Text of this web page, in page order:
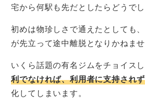
宅から何駅も先だとしたらどうで
初めは物珍しさで通えたとしても
が先立って途中離脱となりかねませ
いくら話題の有名ジムをチョイス
利でなければ、利用者に支持され
化してしまいます。